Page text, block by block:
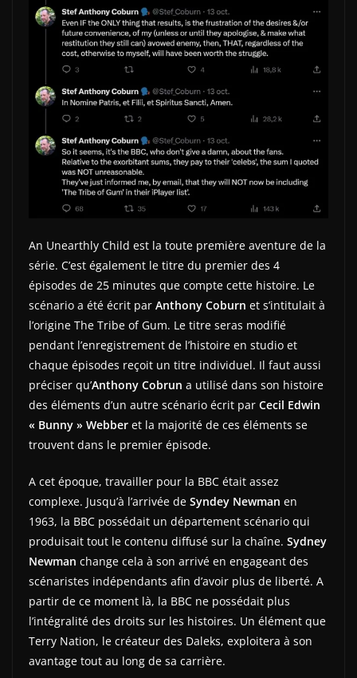
An Unearthly Child est la toute première aventure de la
série. C’est également le titre du premier des 4
épisodes de 25 minutes que compte cette histoire. Le
scénario a été écrit par Anthony Coburn et s’intitulait à
l’origine The Tribe of Gum. Le titre seras modifié
pendant l’enregistrement de l’histoire en studio et
chaque épisodes reçoit un titre individuel. Il faut aussi
préciser qu’Anthony Cobrun a utilisé dans son histoire
des éléments d’un autre scénario écrit par Cecil Edwin
« Bunny » Webber et la majorité de ces éléments se
trouvent dans le premier épisode.
A cet époque, travailler pour la BBC était assez
complexe. Jusqu’à l’arrivée de Syndey Newman en
1963, la BBC possédait un département scénario qui
produisait tout le contenu diffusé sur la chaîne. Sydney
Newman change cela à son arrivé en engageant des
scénaristes indépendants afin d’avoir plus de liberté. A
partir de ce moment là, la BBC ne possédait plus
l’intégralité des droits sur les histoires. Un élément que
Terry Nation, le créateur des Daleks, exploitera à son
avantage tout au long de sa carrière.